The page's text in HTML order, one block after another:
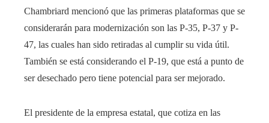
Chambriard mencionó que las primeras plataformas que se
considerarán para modernización son las P-35, P-37 y P-
47, las cuales han sido retiradas al cumplir su vida útil.
También se está considerando el P-19, que está a punto de
ser desechado pero tiene potencial para ser mejorado.
El presidente de la empresa estatal, que cotiza en las